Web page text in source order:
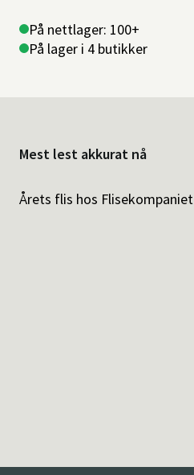
På nettlager: 100+
På lager i 4 butikker
Mest lest akkurat nå
Årets flis hos Flisekompaniet